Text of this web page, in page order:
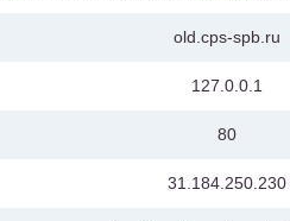
old.cps-spb.ru
127.0.0.1
80
31.184.250.230